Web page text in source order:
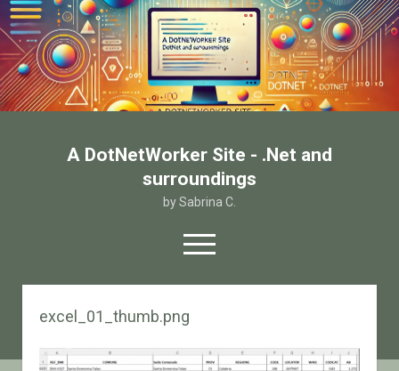
A DotNetWorker Site - .Net and
surroundings
by Sabrina C.
open
menu
twitterfacebook
email-form
Chi sono
excel_01_thumb.png